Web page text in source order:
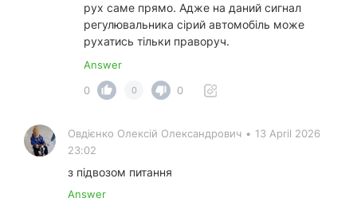
рух саме прямо. Адже на даний сигнал
регулювальника сірий автомобіль може
рухатись тільки праворуч.
Answer
0
0 0
Овдієнко Олексій Олександрович • 13 April 2026
23:02
з підвозом питання
Answer